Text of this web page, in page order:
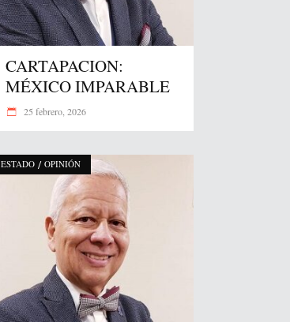
CARTAPACION:
MÉXICO IMPARABLE
25 febrero, 2026
ESTADO / OPINIÓN